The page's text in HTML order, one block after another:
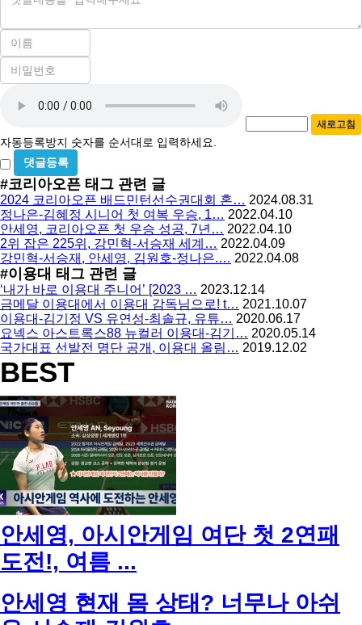
이
필
수
비
밀
수
록
방
지
새로고침
자동등록방지 숫자를 순서대로 입력하세요.
비
밀
글
사
용
#코리아오픈 태그 관련 글
2024 코리아오픈 배드민턴선수권대회 혼… 2024.08.31
정나은-김혜정 시니어 첫 여복 우승, 1… 2022.04.10
안세영, 코리아오픈 첫 우승 성공, 7년… 2022.04.10
2위 잡은 225위, 강민혁-서승재 세계… 2022.04.09
강민혁-서승재, 안세영, 김원호-정나은.… 2022.04.08
#이용대 태그 관련 글
‘내가 바로 이용대 주니어’ [2023 … 2023.12.14
금메달 이용대에서 이용대 감독님으로! t… 2021.10.07
이용대-김기정 VS 유연성-최솔규, 유튜… 2020.06.17
요넥스 아스트록스88 뉴컬러 이용대-김기… 2020.05.14
국가대표 선발전 명단 공개, 이용대 올림… 2019.12.02
BEST
안세영, 아시안게임 여단 첫 2연패
도전!, 여름 ...
안세영 현재 몸 상태? 너무나 아쉬